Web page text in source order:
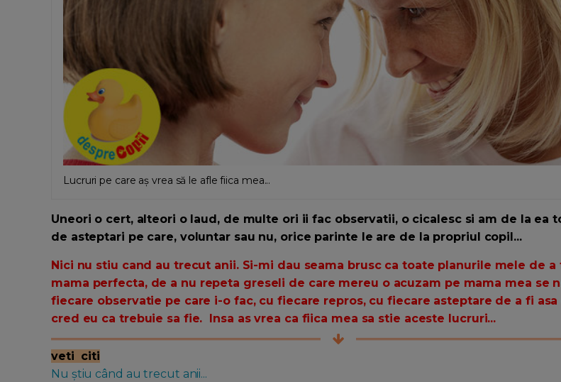
Lucruri pe care aș vrea să le afle fiica mea...
Uneori o cert, alteori o laud, de multe ori ii fac observatii, o cicalesc si am de la ea
de asteptari pe care, voluntar sau nu, orice parinte le are de la propriul copil...
Nici nu stiu cand au trecut anii. Si-mi dau seama brusc ca toate planurile mele de a
mama perfecta, de a nu repeta greseli de care mereu o acuzam pe mama mea se
fiecare observatie pe care i-o fac, cu fiecare repros, cu fiecare asteptare de a fi asa
cred eu ca trebuie sa fie. Insa as vrea ca fiica mea sa stie aceste lucruri...
veti citi
Nu știu când au trecut anii...